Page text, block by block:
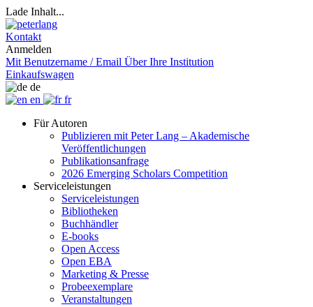
Lade Inhalt...
Kontakt
Anmelden
Mit Benutzername / Email Über Ihre Institution
Einkaufswagen
de
en
fr
Für Autoren
Publizieren mit Peter Lang – Akademische
Veröffentlichungen
Publikationsanfrage
2026 Emerging Scholars Competition
Serviceleistungen
Serviceleistungen
Bibliotheken
Buchhändler
E-books
Open Access
Open EBA
Marketing & Presse
Probeexemplare
Veranstaltungen